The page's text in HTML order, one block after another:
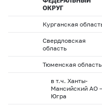
ОКРУГ
Курганская
Свердловская
область
Тюменская область
в т.ч. Ханты-
Мансийский АО
Югра